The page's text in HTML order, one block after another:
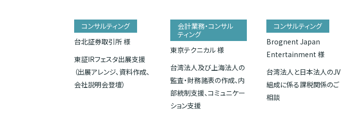
コンサルティング
台北証券取引所 様
東証IRフェスタ出展支援
（出展アレンジ、資料作成、
会社説明会登壇）
会計業務・コンサル
ティング
東京テクニカル 様
台湾法人及び上海法人の
監査・財務諸表の作成、内
部統制支援、コミュニケー
ション支援
コンサルティング
Brognent Japan
Entertainment 様
台湾法人と日本法人のJV
組成に係る課税関係のご
相談